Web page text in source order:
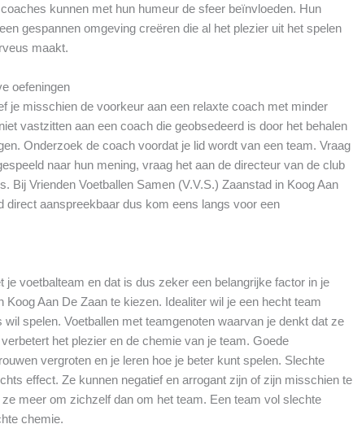
kunnen met hun humeur de sfeer beïnvloeden. Hun
gespannen omgeving creëren die al het plezier uit het spelen
maakt.
oefeningen
je misschien de voorkeur aan een relaxte coach met minder
vastzitten aan een coach die geobsedeerd is door het behalen
Onderzoek de coach voordat je lid wordt van een team. Vraag
naar hun mening, vraag het aan de directeur van de club
Bij Vrienden Voetballen Samen (V.V.S.) Zaanstad in Koog Aan
direct aanspreekbaar dus kom eens langs voor een
je voetbalteam en dat is dus zeker een belangrijke factor in je
Koog Aan De Zaan te kiezen. Idealiter wil je een hecht team
spelen. Voetballen met teamgenoten waarvan je denkt dat ze
het plezier en de chemie van je team. Goede
vergroten en je leren hoe je beter kunt spelen. Slechte
effect. Ze kunnen negatief en arrogant zijn of zijn misschien te
meer om zichzelf dan om het team. Een team vol slechte
chemie.